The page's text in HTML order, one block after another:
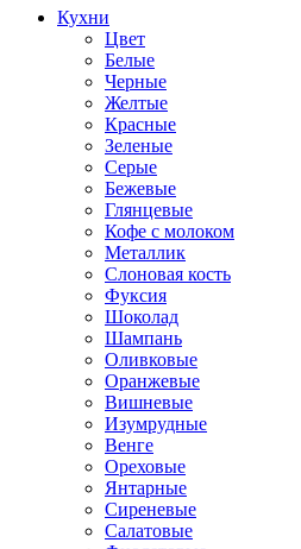
Кухни
Цвет
Белые
Черные
Желтые
Красные
Зеленые
Серые
Бежевые
Глянцевые
Кофе с молоком
Металлик
Слоновая кость
Фуксия
Шоколад
Шампань
Оливковые
Оранжевые
Вишневые
Изумрудные
Венге
Ореховые
Янтарные
Сиреневые
Салатовые